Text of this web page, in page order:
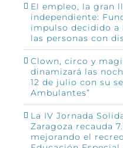
El empleo, la gran
independiente:
impulso decidido a
las personas con
Clown, circo y
dinamizará las
12 de julio con su
Ambulantes”
La IV Jornada
Zaragoza recauda
mejorando el